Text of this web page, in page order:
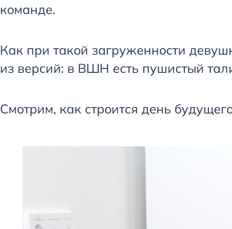
команде.
Как при такой загруженности
из версий: в ВШН есть пушистый
Смотрим, как строится день